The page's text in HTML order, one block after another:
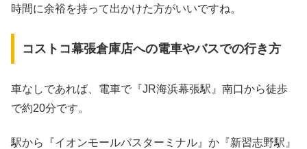
時間に余裕を持って出かけた方がいいですね。
コストコ幕張倉庫店への電車やバスでの行き方
車なしであれば、電車で『JR海浜幕張駅』南口から徒歩
で約20分です。
駅から『イオンモールバスターミナル』か『新習志野駅』